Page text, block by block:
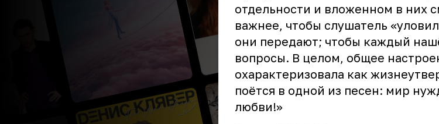
отдельности и вложенном в них
важнее, чтобы слушатель
они передают; чтобы каждый
вопросы. В целом, общее
охарактеризовала как
поётся в одной из песен: мир
любви!»